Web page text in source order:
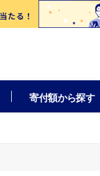
寄付額から探す